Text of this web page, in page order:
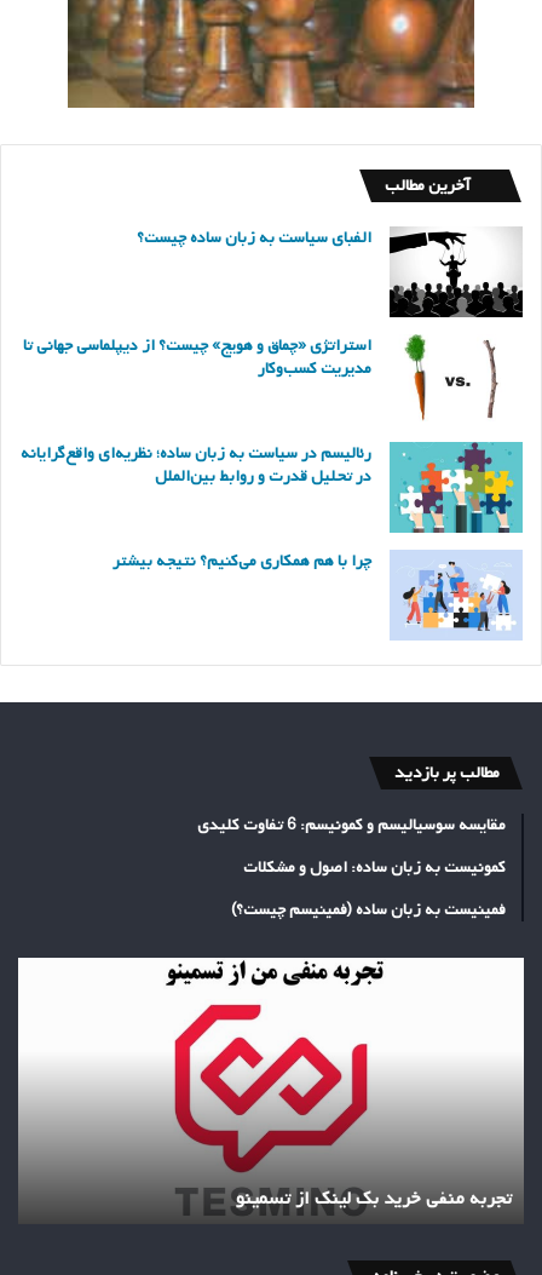
آخرین مطالب
الفبای سیاست به زبان ساده چیست؟
استراتژی «چماق و هویج» چیست؟ از دیپلماسی جهانی تا
مدیریت کسب‌وکار
رئالیسم در سیاست به زبان ساده؛ نظریه‌ای واقع‌گرایانه
در تحلیل قدرت و روابط بین‌الملل
چرا با هم همکاری می‌کنیم؟ نتیجه بیشتر
مطالب پر بازدید
مقایسه سوسیالیسم و کمونیسم: 6 تفاوت کلیدی
کمونیست به زبان ساده: اصول و مشکلات
فمینیست به زبان ساده (فمینیسم چیست؟)
تجربه منفی خرید بک لینک از تسمینو